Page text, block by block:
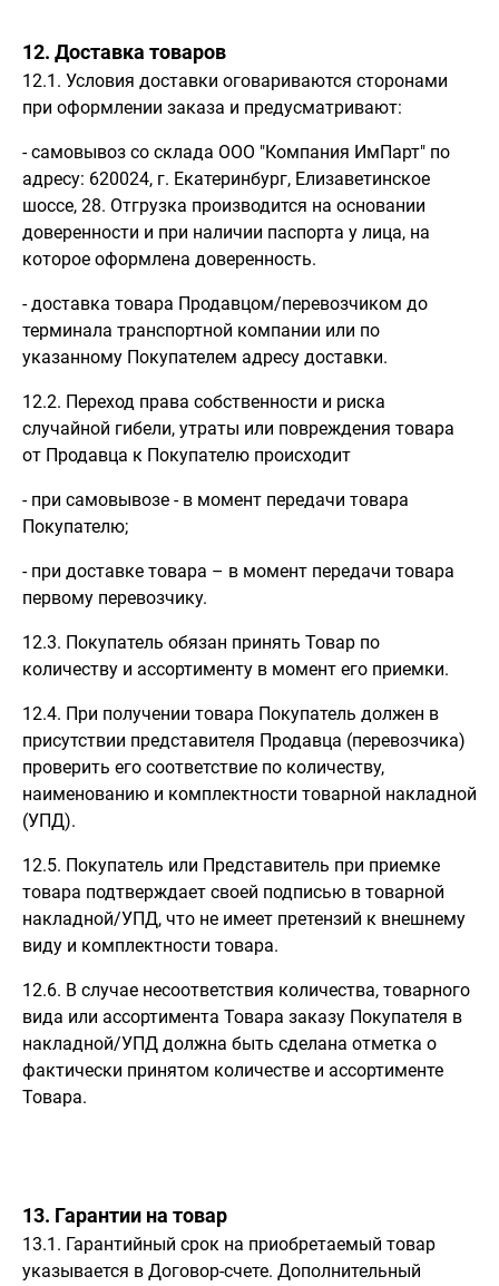
12. Доставка товаров
12.1. Условия доставки оговариваются сторонами
при оформлении заказа и предусматривают:
- самовывоз со склада ООО "Компания ИмПарт" по
адресу: 620024, г. Екатеринбург, Елизаветинское
шоссе, 28. Отгрузка производится на основании
доверенности и при наличии паспорта у лица, на
которое оформлена доверенность.
- доставка товара Продавцом/перевозчиком до
терминала транспортной компании или по
указанному Покупателем адресу доставки.
12.2. Переход права собственности и риска
случайной гибели, утраты или повреждения товара
от Продавца к Покупателю происходит
- при самовывозе - в момент передачи товара
Покупателю;
- при доставке товара – в момент передачи товара
первому перевозчику.
12.3. Покупатель обязан принять Товар по
количеству и ассортименту в момент его приемки.
12.4. При получении товара Покупатель должен в
присутствии представителя Продавца (перевозчика)
проверить его соответствие по количеству,
наименованию и комплектности товарной накладной
(УПД).
12.5. Покупатель или Представитель при приемке
товара подтверждает своей подписью в товарной
накладной/УПД, что не имеет претензий к внешнему
виду и комплектности товара.
12.6. В случае несоответствия количества, товарного
вида или ассортимента Товара заказу Покупателя в
накладной/УПД должна быть сделана отметка о
фактически принятом количестве и ассортименте
Товара.
13. Гарантии на товар
13.1. Гарантийный срок на приобретаемый товар
указывается в Договор-счете. Дополнительный